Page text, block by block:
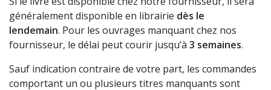
généralement disponible en librairie dès le
lendemain. Pour les ouvrages manquant chez nos
fournisseur, le délai peut courir jusqu’à 3 semaines.
Sauf indication contraire de votre part, les commandes
comportant un ou plusieurs titres manquants sont